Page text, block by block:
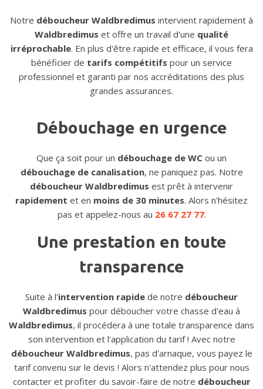
Notre déboucheur Waldbredimus intervient rapidement à
Waldbredimus et offre un travail d'une qualité
irréprochable. En plus d'être rapide et efficace, il vous fera
bénéficier de tarifs compétitifs pour un service
professionnel et garanti par nos accréditations des plus
grandes assurances.
Débouchage en urgence
Que ça soit pour un débouchage de WC ou un
débouchage de canalisation, ne paniquez pas. Notre
déboucheur Waldbredimus est prêt à intervenir
rapidement et en moins de 30 minutes. Alors n'hésitez
pas et appelez-nous au 26 67 27 77.
Une prestation en toute
transparence
Suite à l'intervention rapide de notre déboucheur
Waldbredimus pour déboucher votre chasse d'eau à
Waldbredimus, il procédera à une totale transparence dans
son intervention et l'application du tarif ! Avec notre
déboucheur Waldbredimus, pas d'arnaque, vous payez le
tarif convenu sur le devis ! Alors n'attendez plus pour nous
contacter et profiter du savoir-faire de notre déboucheur